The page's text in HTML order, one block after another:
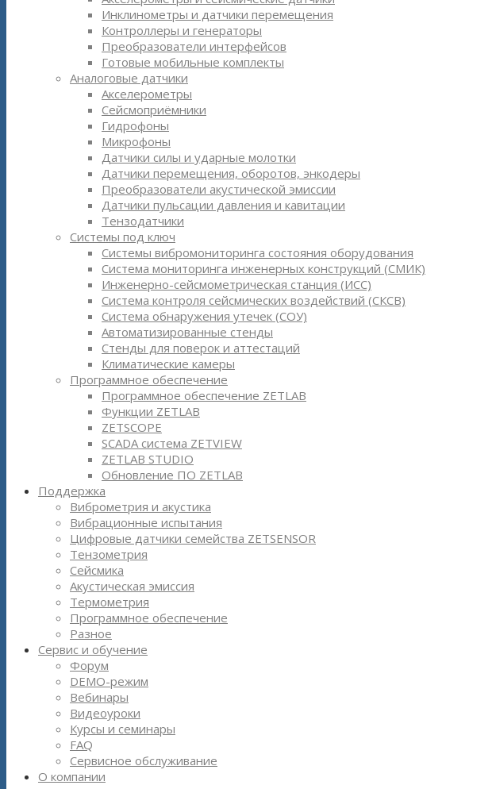
Инклинометры и датчики перемещения
Контроллеры и генераторы
Преобразователи интерфейсов
Готовые мобильные комплекты
Аналоговые датчики
Акселерометры
Сейсмоприёмники
Гидрофоны
Микрофоны
Датчики силы и ударные молотки
Датчики перемещения, оборотов, энкодеры
Преобразователи акустической эмиссии
Датчики пульсации давления и кавитации
Тензодатчики
Системы под ключ
Системы вибромониторинга состояния оборудования
Система мониторинга инженерных конструкций (СМИК)
Инженерно-сейсмометрическая станция (ИСС)
Система контроля сейсмических воздействий (СКСВ)
Система обнаружения утечек (СОУ)
Автоматизированные стенды
Стенды для поверок и аттестаций
Климатические камеры
Программное обеспечение
Программное обеспечение ZETLAB
Функции ZETLAB
ZETSCOPE
SCADA система ZETVIEW
ZETLAB STUDIO
Обновление ПО ZETLAB
Поддержка
Виброметрия и акустика
Вибрационные испытания
Цифровые датчики семейства ZETSENSOR
Тензометрия
Сейсмика
Акустическая эмиссия
Термометрия
Программное обеспечение
Разное
Сервис и обучение
Форум
DEMO-режим
Вебинары
Видеоуроки
Курсы и семинары
FAQ
Сервисное обслуживание
О компании